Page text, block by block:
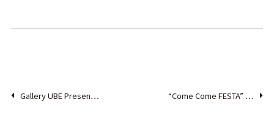
Gallery UBE Presen… “Come Come FESTA” …